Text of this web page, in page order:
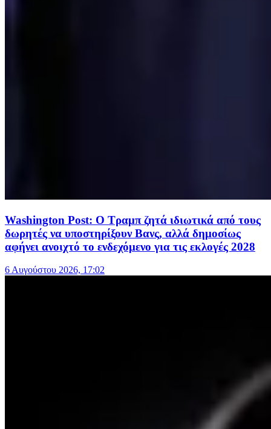
Washington Post: Ο Τραμπ ζητά ιδιωτικά από τους
δωρητές να υποστηρίξουν Βανς, αλλά δημοσίως
αφήνει ανοιχτό το ενδεχόμενο για τις εκλογές 2028
6 Αυγούστου 2026, 17:02